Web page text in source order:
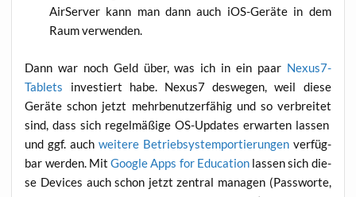
Air­Ser­ver kann man dann auch iOS-Gerä­te in dem
Raum verwenden.
Dann war noch Geld über, was ich in ein paar Nexus7-
Tablets inves­tiert habe. Nexus7 des­we­gen, weil die­se
Gerä­te schon jetzt mehr­be­nut­zer­fä­hig und so ver­brei­tet
sind, dass sich regel­mä­ßi­ge OS-Updates erwar­ten las­sen
und ggf. auch wei­te­re Betrieb­sys­tem­po­r­tie­run­genver­füg­
bar wer­den. MitGoog­le Apps for Edu­ca­ti­onlas­sen sich die­
se Devices auch schon jetzt zen­tral mana­gen (Pass­wor­te,